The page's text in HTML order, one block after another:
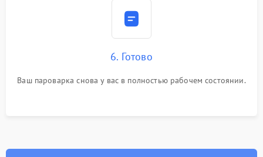
6. Готово
Ваш пароварка снова у вас в полностью рабочем состоянии.